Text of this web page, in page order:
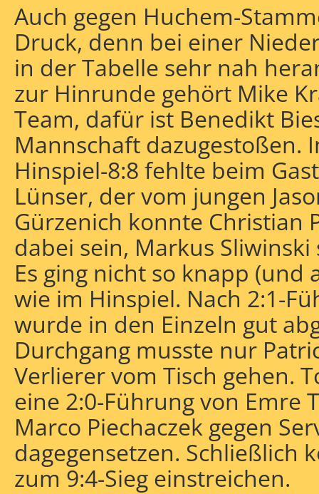
Auch gegen Huchem-
Druck, denn bei einer
in der Tabelle sehr nah
zur Hinrunde gehört Mike
Team, dafür ist Benedikt
Mannschaft dazugestoßen.
Hinspiel-8:8 fehlte beim
Lünser, der vom jungen
Gürzenich konnte Christian
dabei sein, Markus
Es ging nicht so knapp (und
wie im Hinspiel. Nach 2:1-
wurde in den Einzeln gut
Durchgang musste nur
Verlierer vom Tisch gehen.
eine 2:0-Führung von Emre
Marco Piechaczek gegen
dagegensetzen. Schließlich
zum 9:4-Sieg einstreichen.